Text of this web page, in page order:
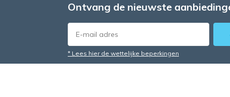
Ontvang de nieuwste
* Lees hier de wettelijke beperkingen